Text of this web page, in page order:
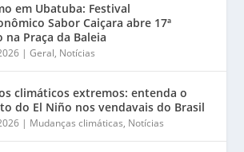
em Ubatuba: Festival
Sabor Caiçara abre 17ª
na Praça da Baleia
|Geral, Notícias
climáticos extremos: entenda o
do El Niño nos vendavais do Brasil
| Mudanças climáticas, Notícias